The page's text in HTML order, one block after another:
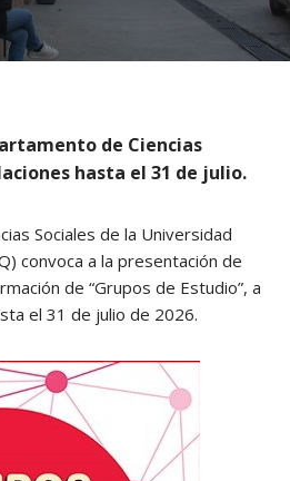
de Ciencias
hasta el 31 de julio.
Sociales de la Universidad
convoca a la presentación de
de “Grupos de Estudio”, a
el 31 de julio de 2026.